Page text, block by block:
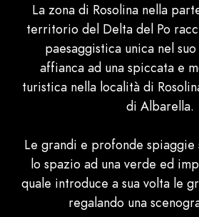
La zona di Rosolina nella
territorio del Delta del Po
paesaggistica unica nel
affianca ad una spiccata e
turistica nella località di
di Albarella.
Le grandi e profonde spiaggie
lo spazio ad una verde ed
quale introduce a sua volta le
regalando una